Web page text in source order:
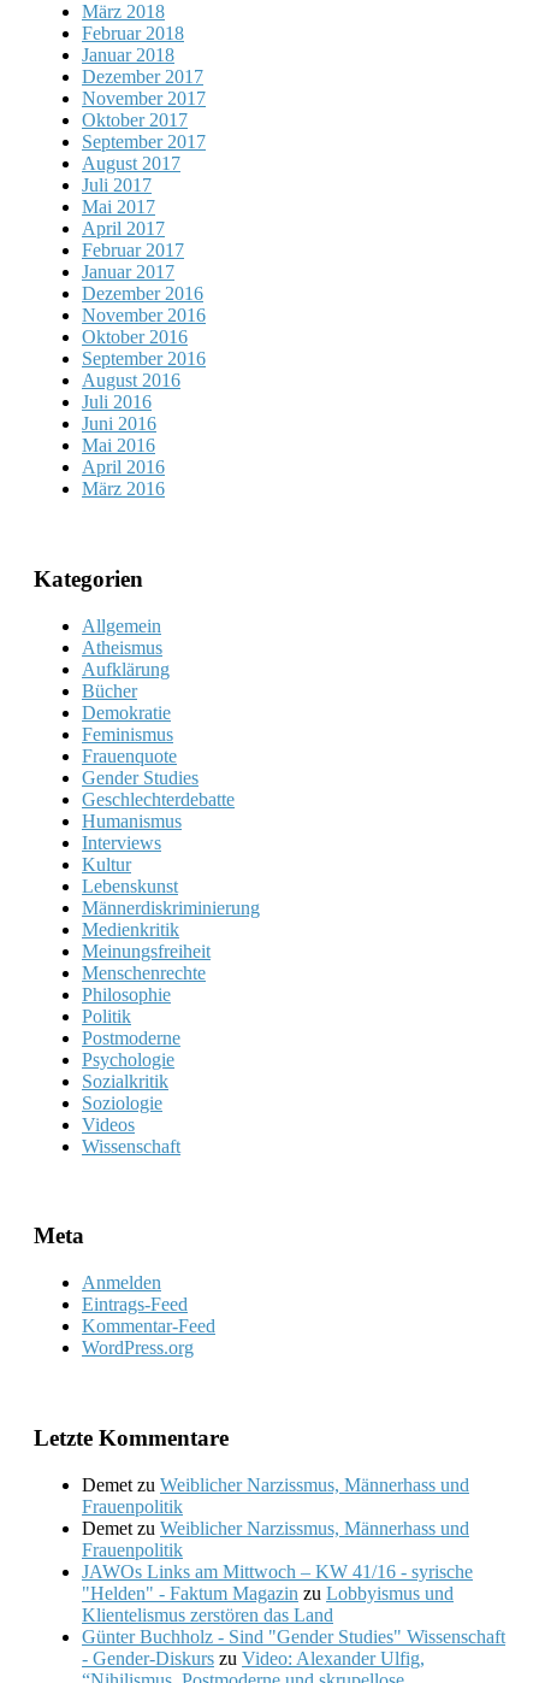
März 2018
Februar 2018
Januar 2018
Dezember 2017
November 2017
Oktober 2017
September 2017
August 2017
Juli 2017
Mai 2017
April 2017
Februar 2017
Januar 2017
Dezember 2016
November 2016
Oktober 2016
September 2016
August 2016
Juli 2016
Juni 2016
Mai 2016
April 2016
März 2016
Kategorien
Allgemein
Atheismus
Aufklärung
Bücher
Demokratie
Feminismus
Frauenquote
Gender Studies
Geschlechterdebatte
Humanismus
Interviews
Kultur
Lebenskunst
Männerdiskriminierung
Medienkritik
Meinungsfreiheit
Menschenrechte
Philosophie
Politik
Postmoderne
Psychologie
Sozialkritik
Soziologie
Videos
Wissenschaft
Meta
Anmelden
Eintrags-Feed
Kommentar-Feed
WordPress.org
Letzte Kommentare
Demet zu Weiblicher Narzissmus, Männerhass und
Frauenpolitik
Demet zu Weiblicher Narzissmus, Männerhass und
Frauenpolitik
JAWOs Links am Mittwoch – KW 41/16 - syrische
"Helden" - Faktum Magazin zu Lobbyismus und
Klientelismus zerstören das Land
Günter Buchholz - Sind "Gender Studies" Wissenschaft
- Gender-Diskurs zu Video: Alexander Ulfig,